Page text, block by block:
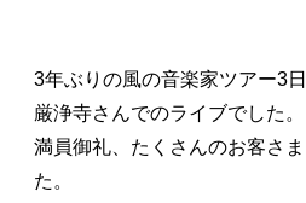
演奏依頼
3年ぶりの風の音楽家ツアー3
厳浄寺さんでのライブでした。
満員御礼、たくさんのお客さ
た。